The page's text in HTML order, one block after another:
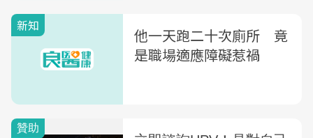
新知
他一天跑二十次廁所 竟
是職場適應障礙惹禍